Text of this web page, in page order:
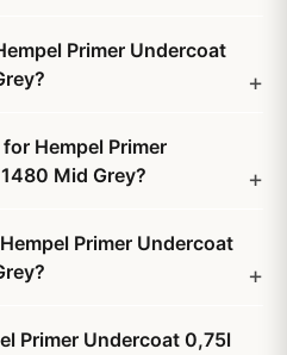
Primer Undercoat
Hempel Primer
Mid Grey?
Primer Undercoat
Primer Undercoat 0,75l